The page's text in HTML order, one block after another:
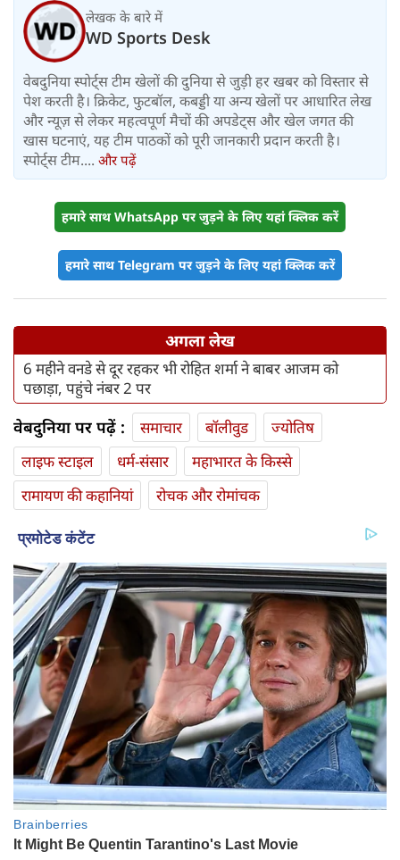
लेखक के बारे में
WD Sports Desk
वेबदुनिया स्पोर्ट्स टीम खेलों की दुनिया से जुड़ी हर खबर को विस्तार से
पेश करती है। क्रिकेट, फुटबॉल, कबड्डी या अन्य खेलों पर आधारित लेख
और न्यूज़ से लेकर महत्वपूर्ण मैचों की अपडेट्स और खेल जगत की
खास घटनाएं, यह टीम पाठकों को पूरी जानकारी प्रदान करती है।
स्पोर्ट्स टीम.... और पढ़ें
हमारे साथ WhatsApp पर जुड़ने के लिए यहां क्लिक करें
हमारे साथ Telegram पर जुड़ने के लिए यहां क्लिक करें
अगला लेख
6 महीने वनडे से दूर रहकर भी रोहित शर्मा ने बाबर आजम को
पछाड़ा, पहुंचे नंबर 2 पर
वेबदुनिया पर पढ़ें : समाचार बॉलीवुड
ज्योतिष
लाइफ स्‍टाइल
धर्म-संसार
महाभारत के किस्से
रामायण की कहानियां
रोचक और रोमांचक